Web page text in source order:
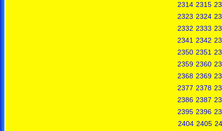
2314 2315
2323 2324
2332 2333
2341 2342
2350 2351
2359 2360
2368 2369
2377 2378
2386 2387
2395 2396
2404 2405